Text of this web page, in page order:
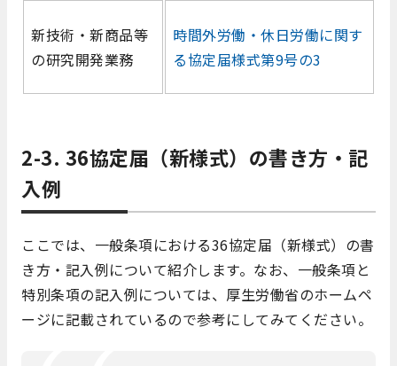
新技術‧新商品等
の研究開発業務
時間外労働‧休⽇労働に関す
る協定届様式第9号の3
2-3. 36協定届（新様式）の書き方・記
入例
ここでは、一般条項における36協定届（新様式）の書
き方・記入例について紹介します。なお、一般条項と
特別条項の記入例については、厚生労働省のホームペ
ージに記載されているので参考にしてみてください。